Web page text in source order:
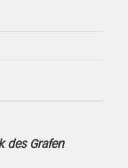
des Grafen